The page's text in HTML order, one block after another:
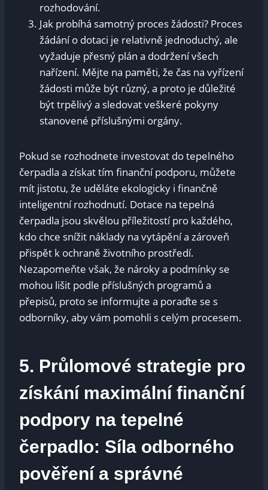
rozhodování.
Jak probíhá samotný proces žádosti? Proces
žádání o dotaci je relativně jednoduchý, ale
vyžaduje přesný plán a dodržení všech
nařízení. Mějte na paměti, že čas na vyřízení
žádosti může být různý, a proto je důležité
být trpělivý a sledovat veškeré pokyny
stanovené příslušnými orgány.
Pokud se rozhodnete investovat do tepelného
čerpadla a získat tím finanční podporu, můžete
mít jistotu, že uděláte ekologicky i finančně
inteligentní rozhodnutí. Dotace na tepelná
čerpadla jsou skvělou příležitostí pro každého,
kdo chce snížit náklady na vytápění a zároveň
přispět k ochraně životního prostředí.
Nezapomeňte však, že nároky a podmínky se
mohou lišit podle příslušných programů a
přepisů, proto se informujte a poraďte se s
odborníky, aby vám pomohli s celým procesem.
5. Průlomové strategie pro
získání maximální finanční
podpory na tepelné
čerpadlo: Síla odborného
pověření a správné